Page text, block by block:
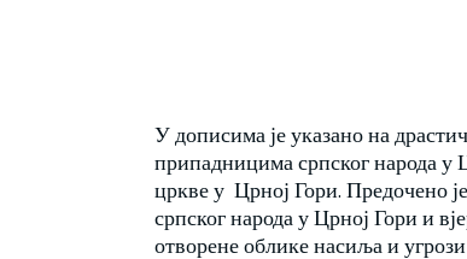
У дописима је указано на
припадницима српског народа у
цркве у Црној Гори. Предочено
српског народа у Црној Гори и
отворене облике насиља и